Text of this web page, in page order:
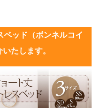
ベッド（ボンネルコイ
たします。